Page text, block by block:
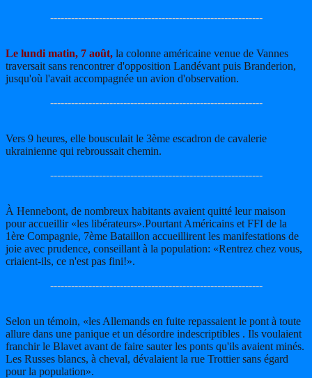
-------------------------------------------------------------
Le lundi matin, 7 août, la colonne américaine venue de Vannes
traversait sans rencontrer d'opposition Landévant puis Branderion,
jusqu'où l'avait accompagnée un avion d'observation.
-------------------------------------------------------------
Vers 9 heures, elle bousculait le 3ème escadron de cavalerie
ukrainienne qui rebroussait chemin.
-------------------------------------------------------------
À Hennebont, de nombreux habitants avaient quitté leur maison
pour accueillir «les libérateurs».Pourtant Américains et FFI de la
1ère Compagnie, 7ème Bataillon accueillirent les manifestations de
joie avec prudence, conseillant à la population: «Rentrez chez vous,
criaient-ils, ce n'est pas fini!».
-------------------------------------------------------------
Selon un témoin, «les Allemands en fuite repassaient le pont à toute
allure dans une panique et un désordre indescriptibles . Ils voulaient
franchir le Blavet avant de faire sauter les ponts qu'ils avaient minés.
Les Russes blancs, à cheval, dévalaient la rue Trottier sans égard
pour la population».